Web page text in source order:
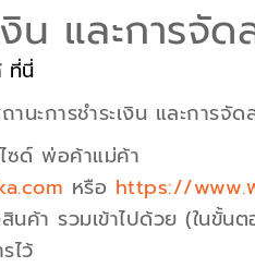
งิน และการจั
ที่นี่
นะการชำระเงิน และการจั
ซด์ พ่อค้าแม่ค้า
หรือ https://www.
นค้า รวมเข้าไปด้วย (ในขั้
ไว้